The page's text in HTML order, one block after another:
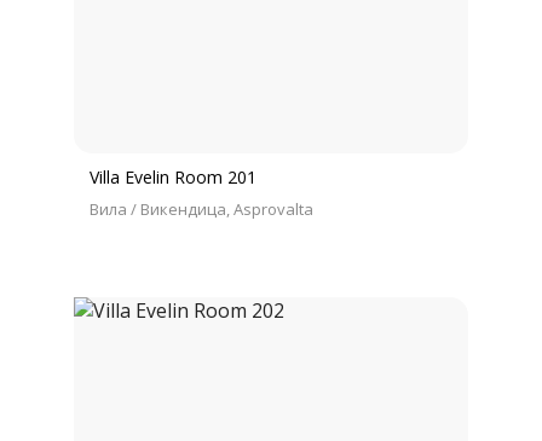
Villa Evelin Room 201
Вила / Викендица Asprovalta